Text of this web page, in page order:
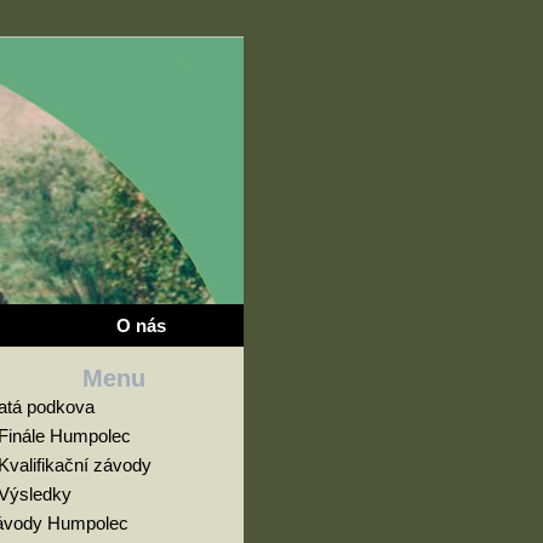
O nás
Menu
podkova
Humpolec
závody
Humpolec